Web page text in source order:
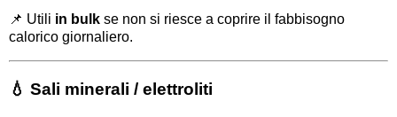
📌 Utili in bulk se non si riesce a coprire il fabbisogno
calorico giornaliero.
💧 Sali minerali / elettroliti